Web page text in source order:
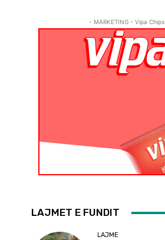
- MARKETING - Vipa Chips
LAJMET E FUNDIT
LAJME